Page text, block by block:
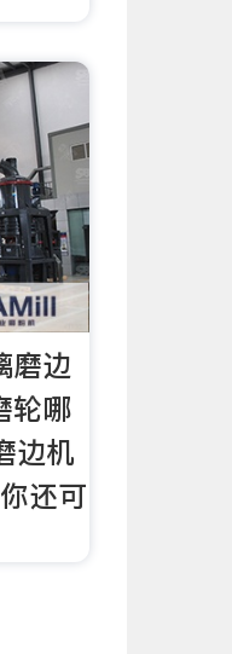
磨边
轮哪
边机
还可